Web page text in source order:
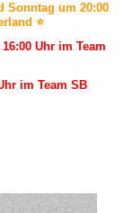
Sonntag um 20:00
⭐
Uhr im Team
im Team SB